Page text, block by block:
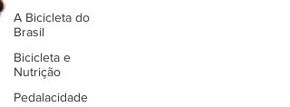
A Bicicleta do
Brasil
Bicicleta e
Nutrição
Pedalacidade